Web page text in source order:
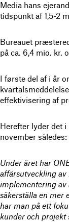
Media hans
tidspunkt af 1,5-2
Bureauet
på ca. 6,4 mio. kr.
I første del af i år
effektivisering af
Herefter lyder det i
november således:
Under året har
affärsutveckling
implementering av
säkerställa en mer
har man på ett
kunder och projekt